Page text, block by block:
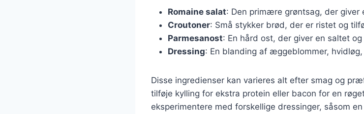
Romaine salat: Den primære grøntsag, der giver
Croutoner: Små stykker brød, der er ristet og
Parmesanost: En hård ost, der giver en saltet
Dressing: En blanding af æggeblommer,
Disse ingredienser kan varieres alt efter smag og
tilføje kylling for ekstra protein eller bacon for en
eksperimentere med forskellige dressinger, såsom